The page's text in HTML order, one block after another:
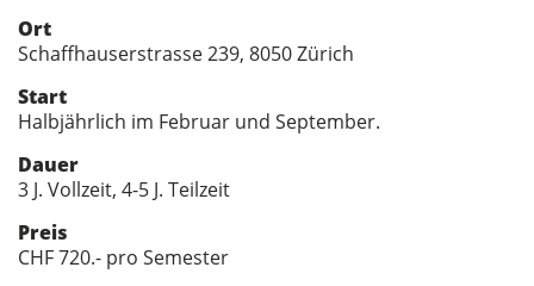
Ort
Schaffhauserstrasse 239, 8050 Zürich
Start
Halbjährlich im Februar und September.
Dauer
3 J. Vollzeit, 4-5 J. Teilzeit
Preis
CHF 720.- pro Semester